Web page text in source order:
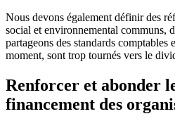
Nous devons également définir des
social et environnemental communs,
partageons des standards
moment, sont trop tournés vers le
Renforcer et abonder
financement des